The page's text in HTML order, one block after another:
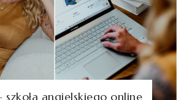
szkoła angielskiego online